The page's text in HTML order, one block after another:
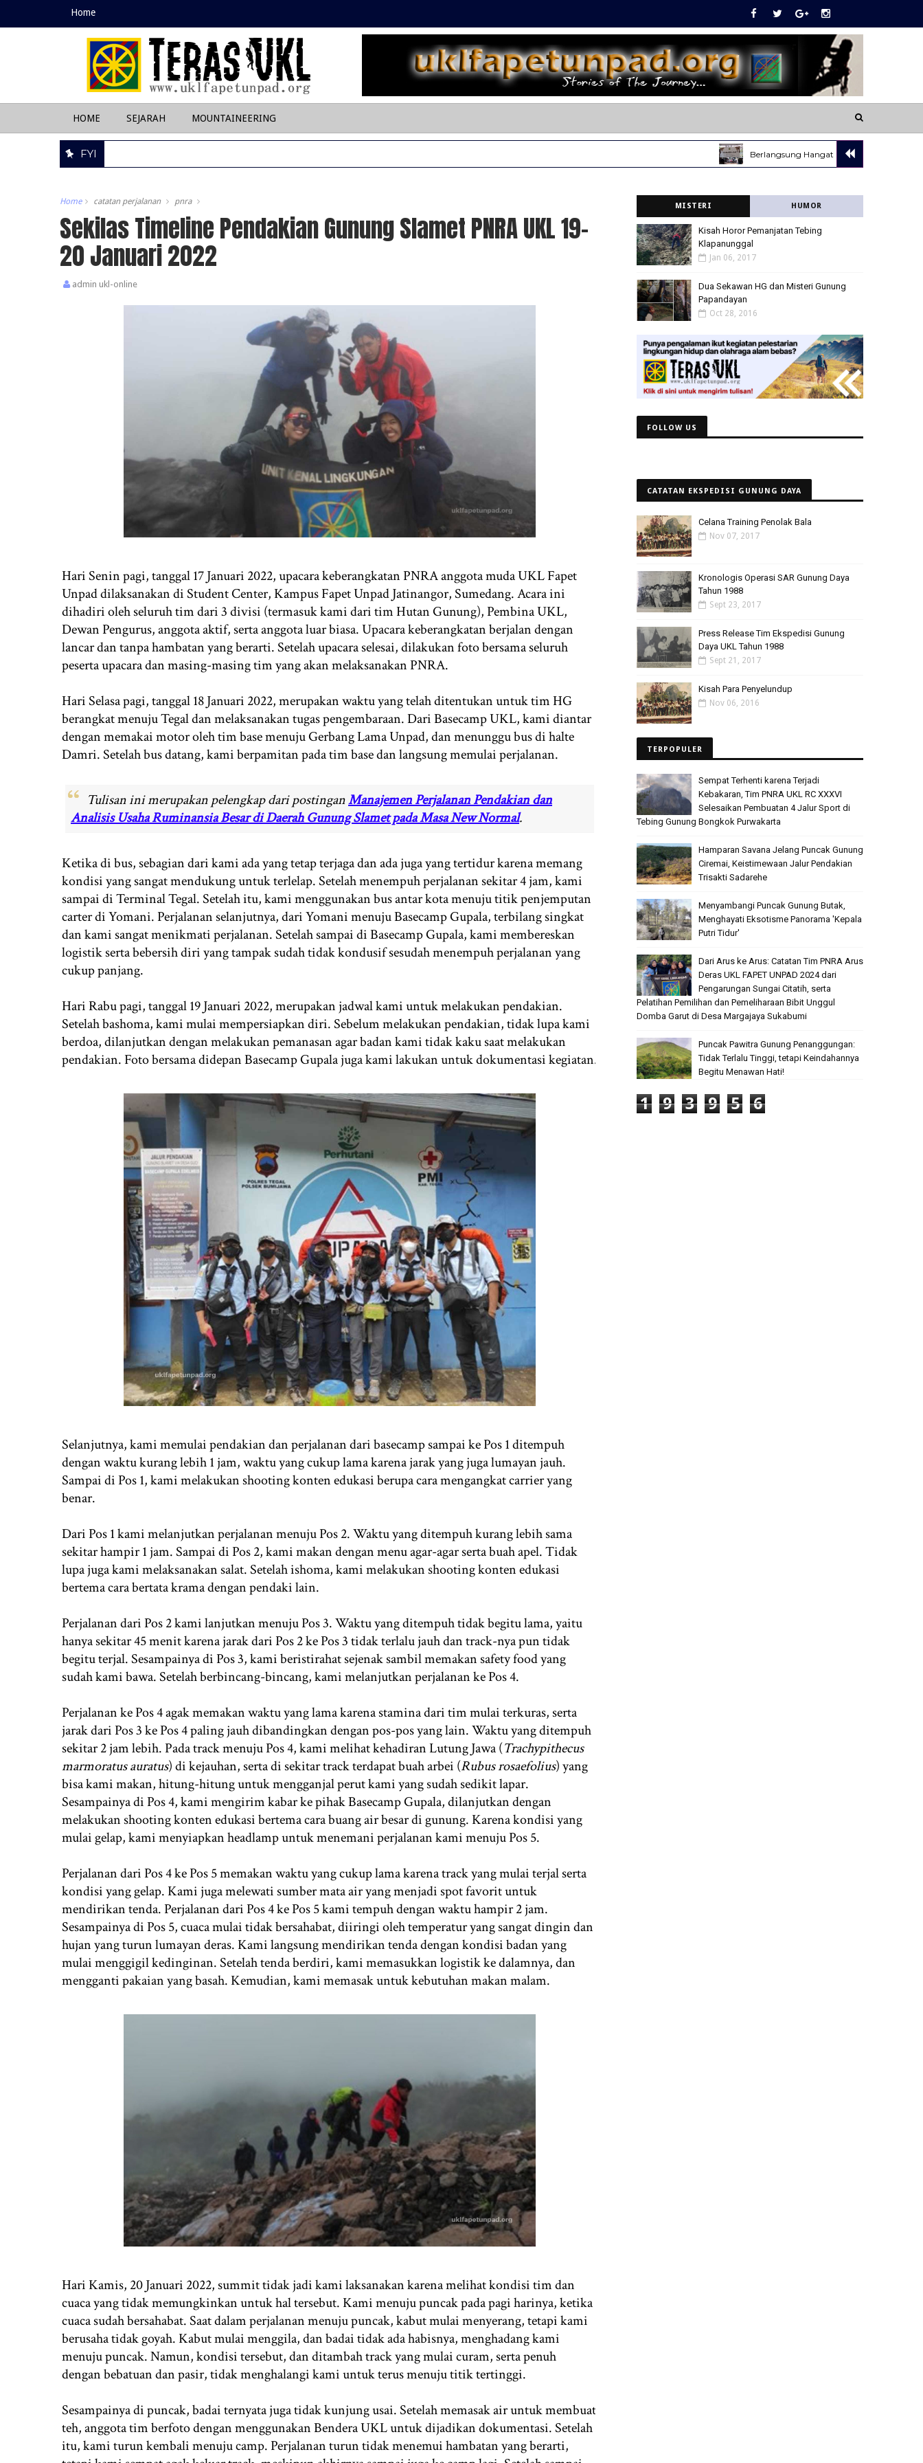
Home
HOME SEJARAH MOUNTAINEERING
FYI Berlangsung Hangat dan Meriah, HBH UKL Tahun
Home catatan perjalanan pnra
Sekilas Timeline Pendakian Gunung Slamet PNRA UKL 19-
20 Januari 2022
admin ukl-online
Hari Senin pagi, tanggal 17 Januari 2022, upacara keberangkatan PNRA anggota muda UKL Fapet
Unpad dilaksanakan di Student Center, Kampus Fapet Unpad Jatinangor, Sumedang. Acara ini
dihadiri oleh seluruh tim dari 3 divisi (termasuk kami dari tim Hutan Gunung), Pembina UKL,
Dewan Pengurus, anggota aktif, serta anggota luar biasa. Upacara keberangkatan berjalan dengan
lancar dan tanpa hambatan yang berarti. Setelah upacara selesai, dilakukan foto bersama seluruh
peserta upacara dan masing-masing tim yang akan melaksanakan PNRA.
Hari Selasa pagi, tanggal 18 Januari 2022, merupakan waktu yang telah ditentukan untuk tim HG
berangkat menuju Tegal dan melaksanakan tugas pengembaraan. Dari Basecamp UKL, kami diantar
dengan memakai motor oleh tim base menuju Gerbang Lama Unpad, dan menunggu bus di halte
Damri. Setelah bus datang, kami berpamitan pada tim base dan langsung memulai perjalanan.
Tulisan ini merupakan pelengkap dari postinganManajemen Perjalanan Pendakian dan
Analisis Usaha Ruminansia Besar di Daerah Gunung Slamet pada Masa New Normal.
Ketika di bus, sebagian dari kami ada yang tetap terjaga dan ada juga yang tertidur karena memang
kondisi yang sangat mendukung untuk terlelap. Setelah menempuh perjalanan sekitar 4 jam, kami
sampai di Terminal Tegal. Setelah itu, kami menggunakan bus antar kota menuju titik penjemputan
carter di Yomani. Perjalanan selanjutnya, dari Yomani menuju Basecamp Gupala, terbilang singkat
dan kami sangat menikmati perjalanan. Setelah sampai di Basecamp Gupala, kami membereskan
logistik serta bebersih diri yang tampak sudah tidak kondusif sesudah menempuh perjalanan yang
cukup panjang.
Hari Rabu pagi, tanggal 19 Januari 2022, merupakan jadwal kami untuk melakukan pendakian.
Setelah bashoma, kami mulai mempersiapkan diri. Sebelum melakukan pendakian, tidak lupa kami
berdoa, dilanjutkan dengan melakukan pemanasan agar badan kami tidak kaku saat melakukan
pendakian. Foto bersama didepan Basecamp Gupala juga kami lakukan untuk dokumentasi kegiatan.
Selanjutnya, kami memulai pendakian dan perjalanan dari basecamp sampai ke Pos 1 ditempuh
dengan waktu kurang lebih 1 jam, waktu yang cukup lama karena jarak yang juga lumayan jauh.
Sampai di Pos 1, kami melakukan shooting konten edukasi berupa cara mengangkat carrier yang
benar.
Dari Pos 1 kami melanjutkan perjalanan menuju Pos 2. Waktu yang ditempuh kurang lebih sama
sekitar hampir 1 jam. Sampai di Pos 2, kami makan dengan menu agar-agar serta buah apel. Tidak
lupa juga kami melaksanakan salat. Setelah ishoma, kami melakukan shooting konten edukasi
bertema cara bertata krama dengan pendaki lain.
Perjalanan dari Pos 2 kami lanjutkan menuju Pos 3. Waktu yang ditempuh tidak begitu lama, yaitu
hanya sekitar 45 menit karena jarak dari Pos 2 ke Pos 3 tidak terlalu jauh dan track-nya pun tidak
begitu terjal. Sesampainya di Pos 3, kami beristirahat sejenak sambil memakan safety food yang
sudah kami bawa. Setelah berbincang-bincang, kami melanjutkan perjalanan ke Pos 4.
Perjalanan ke Pos 4 agak memakan waktu yang lama karena stamina dari tim mulai terkuras, serta
jarak dari Pos 3 ke Pos 4 paling jauh dibandingkan dengan pos-pos yang lain. Waktu yang ditempuh
sekitar 2 jam lebih. Pada track menuju Pos 4, kami melihat kehadiran Lutung Jawa (Trachypithecus
marmoratus auratus) di kejauhan, serta di sekitar track terdapat buah arbei (Rubus rosaefolius) yang
bisa kami makan, hitung-hitung untuk mengganjal perut kami yang sudah sedikit lapar.
Sesampainya di Pos 4, kami mengirim kabar ke pihak Basecamp Gupala, dilanjutkan dengan
melakukan shooting konten edukasi bertema cara buang air besar di gunung. Karena kondisi yang
mulai gelap, kami menyiapkan headlamp untuk menemani perjalanan kami menuju Pos 5.
Perjalanan dari Pos 4 ke Pos 5 memakan waktu yang cukup lama karena track yang mulai terjal serta
kondisi yang gelap. Kami juga melewati sumber mata air yang menjadi spot favorit untuk
mendirikan tenda. Perjalanan dari Pos 4 ke Pos 5 kami tempuh dengan waktu hampir 2 jam.
Sesampainya di Pos 5, cuaca mulai tidak bersahabat, diiringi oleh temperatur yang sangat dingin dan
hujan yang turun lumayan deras. Kami langsung mendirikan tenda dengan kondisi badan yang
mulai menggigil kedinginan. Setelah tenda berdiri, kami memasukkan logistik ke dalamnya, dan
mengganti pakaian yang basah. Kemudian, kami memasak untuk kebutuhan makan malam.
Hari Kamis, 20 Januari 2022, summit tidak jadi kami laksanakan karena melihat kondisi tim dan
cuaca yang tidak memungkinkan untuk hal tersebut. Kami menuju puncak pada pagi harinya, ketika
cuaca sudah bersahabat. Saat dalam perjalanan menuju puncak, kabut mulai menyerang, tetapi kami
berusaha tidak goyah. Kabut mulai menggila, dan badai tidak ada habisnya, menghadang kami
menuju puncak. Namun, kondisi tersebut, dan ditambah track yang mulai curam, serta penuh
dengan bebatuan dan pasir, tidak menghalangi kami untuk terus menuju titik tertinggi.
Sesampainya di puncak, badai ternyata juga tidak kunjung usai. Setelah memasak air untuk membuat
teh, anggota tim berfoto dengan menggunakan Bendera UKL untuk dijadikan dokumentasi. Setelah
itu, kami turun kembali menuju camp. Perjalanan turun tidak menemui hambatan yang berarti,
MISTERI HUMOR
Kisah Horor Pemanjatan Tebing
Klapanunggal
Jan 06, 2017
Dua Sekawan HG dan Misteri Gunung
Papandayan
Oct 28, 2016
FOLLOW US
CATATAN EKSPEDISI GUNUNG DAYA
Celana Training Penolak Bala
Nov 07, 2017
Kronologis Operasi SAR Gunung Daya
Tahun 1988
Sept 23, 2017
Press Release Tim Ekspedisi Gunung
Daya UKL Tahun 1988
Sept 21, 2017
Kisah Para Penyelundup
Nov 06, 2016
TERPOPULER
Sempat Terhenti karena Terjadi
Kebakaran, Tim PNRA UKL RC XXXVI
Selesaikan Pembuatan 4 Jalur Sport di
Tebing Gunung Bongkok Purwakarta
Hamparan Savana Jelang Puncak Gunung
Ciremai, Keistimewaan Jalur Pendakian
Trisakti Sadarehe
Menyambangi Puncak Gunung Butak,
Menghayati Eksotisme Panorama 'Kepala
Putri Tidur'
Dari Arus ke Arus: Catatan Tim PNRA Arus
Deras UKL FAPET UNPAD 2024 dari
Pengarungan Sungai Citatih, serta
Pelatihan Pemilihan dan Pemeliharaan Bibit Unggul
Domba Garut di Desa Margajaya Sukabumi
Puncak Pawitra Gunung Penanggungan:
Tidak Terlalu Tinggi, tetapi Keindahannya
Begitu Menawan Hati!
1 9 3 9 5 6